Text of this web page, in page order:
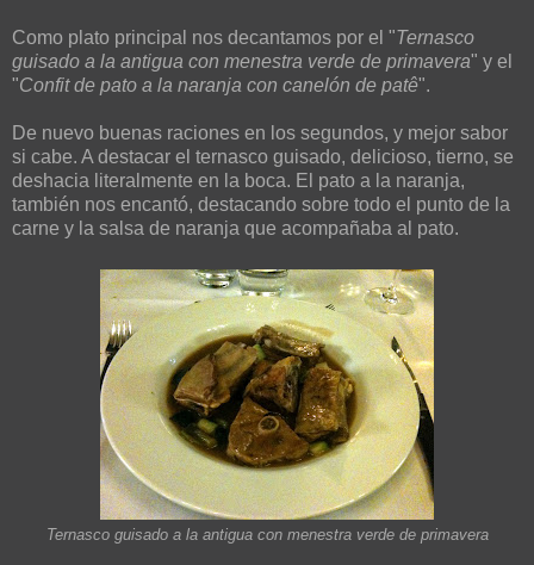
Como plato principal nos decantamos por el "Ternasco
guisado a la antigua con menestra verde de primavera" y el
"Confit de pato a la naranja con canelón de patê".
De nuevo buenas raciones en los segundos, y mejor sabor
si cabe. A destacar el ternasco guisado, delicioso, tierno, se
deshacia literalmente en la boca. El pato a la naranja,
también nos encantó, destacando sobre todo el punto de la
carne y la salsa de naranja que acompañaba al pato.
Ternasco guisado a la antigua con menestra verde de primavera